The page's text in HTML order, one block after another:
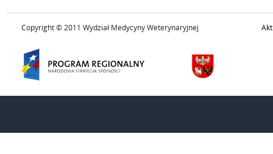
Copyright © 2011 Wydział Medycyny Weterynaryjnej